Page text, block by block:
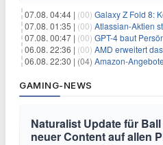
07.08. 04:44 | (00) Galaxy Z Fold 8:
07.08. 01:35 | (00) Atlassian-Aktien
07.08. 00:47 | (00) GPT-4 baut
06.08. 22:36 | (00) AMD erweitert das
06.08. 22:30 | (04) Amazon-Angebote des
GAMING-NEWS
Naturalist Update für
neuer Content auf allen